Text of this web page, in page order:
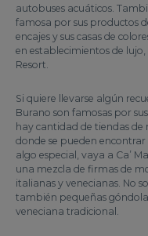
autobuses acuáticos.
famosa por sus productos
encajes y sus casas de
en establecimientos de
Resort.
Si quiere llevarse algún
Burano son famosas por
hay cantidad de tiendas de
donde se pueden encontrar
algo especial, vaya a Ca’
una mezcla de firmas de
italianas y venecianas. No
también pequeñas
veneciana tradicional.